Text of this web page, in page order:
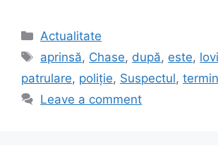
Categories
Actualitate
Tags
aprinsă, Chase, după, este,
patrulare, poliție, Suspectul,
Leave a comment